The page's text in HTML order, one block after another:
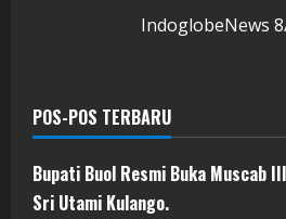
IndoglobeNews
POS-POS TERBARU
Bupati Buol Resmi Buka Muscab
Sri Utami Kulango.